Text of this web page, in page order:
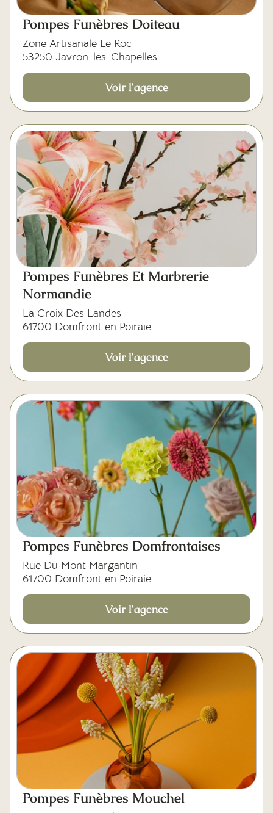
Pompes Funèbres Doiteau
Zone Artisanale Le Roc
53250 Javron-les-Chapelles
Voir l'agence
Pompes Funèbres Et Marbrerie
Normandie
La Croix Des Landes
61700 Domfront en Poiraie
Voir l'agence
Pompes Funèbres Domfrontaises
Rue Du Mont Margantin
61700 Domfront en Poiraie
Voir l'agence
Pompes Funèbres Mouchel